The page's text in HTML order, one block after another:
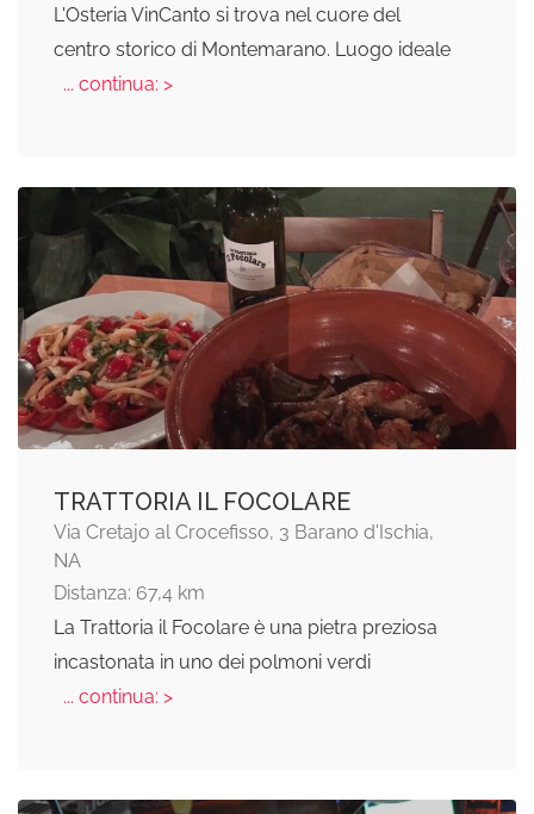
L'Osteria VinCanto si trova nel cuore del
centro storico di Montemarano. Luogo ideale
... continua: >
TRATTORIA IL FOCOLARE
Via Cretajo al Crocefisso, 3 Barano d'Ischia,
NA
Distanza: 67,4 km
La Trattoria il Focolare è una pietra preziosa
incastonata in uno dei polmoni verdi
... continua: >